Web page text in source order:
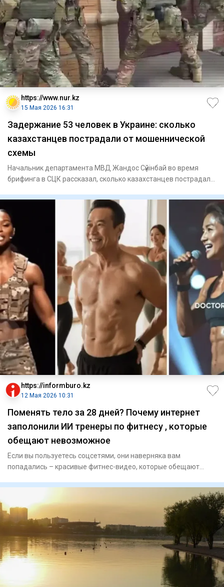
https://www.nur.kz
15 Мая 2026 16:31
Задержание 53 человек в Украине: сколько
казахстанцев пострадали от мошеннической
схемы
Начальник департамента МВД Жандос Сүйінбай во время
брифинга в СЦК рассказал, сколько казахстанцев пострадали
https://informburo.kz
12 Мая 2026 10:31
Поменять тело за 28 дней? Почему интернет
заполонили ИИ тренеры по фитнесу , которые
обещают невозможное
Если вы пользуетесь соцсетями, они наверняка вам
попадались – красивые фитнес-видео, которые обещают